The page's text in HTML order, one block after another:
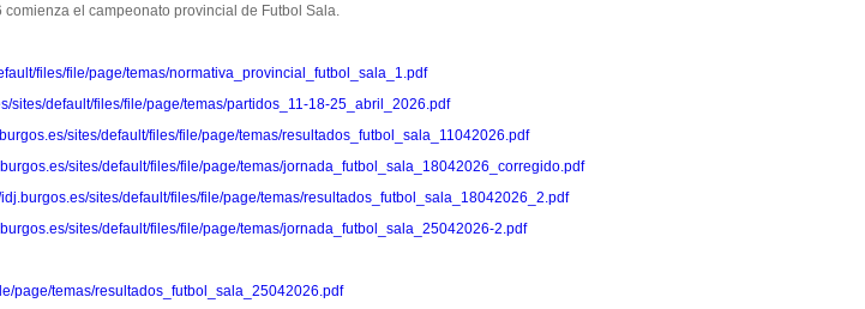
el campeonato provincial de Futbol Sala.
files/file/page/temas/normativa_provincial_futbol_sala_1.pdf
sites/default/files/file/page/temas/partidos_11-18-25_abril_2026.pdf
sites/default/files/file/page/temas/resultados_futbol_sala_11042026.pdf
sites/default/files/file/page/temas/jornada_futbol_sala_18042026_corregido.pdf
idj.burgos.es/sites/default/files/file/page/temas/resultados_futbol_sala_18042026_2.pdf
sites/default/files/file/page/temas/jornada_futbol_sala_25042026-2.pdf
page/temas/resultados_futbol_sala_25042026.pdf